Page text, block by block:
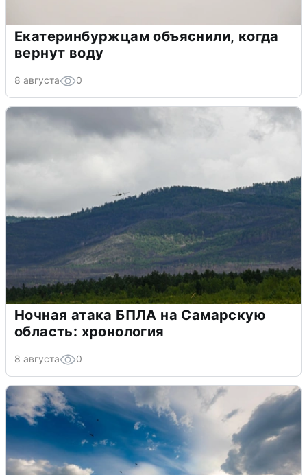
Екатеринбуржцам объяснили, когда
вернут воду
8 августа 0
Ночная атака БПЛА на Самарскую
область: хронология
8 августа 0